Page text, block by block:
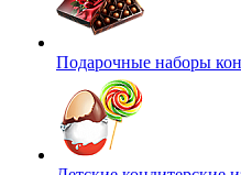
Подарочные наборы